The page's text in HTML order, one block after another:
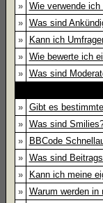
»
Wie verwende
»
Was sind
»
Kann ich
»
Wie bewerte ich
»
Was sind
»
Gibt es
»
Was sind
»
BBCode
»
Was sind
»
Kann ich meine
»
Warum werden in